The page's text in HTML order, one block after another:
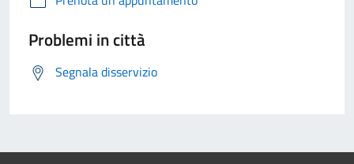
Problemi in città
Segnala disservizio